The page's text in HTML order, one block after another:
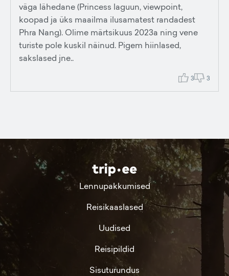
väga lähedane (Princess laguun, viewpoint,
koopad ja üks maailma ilusamatest randadest
Phra Nang). Olime märtsikuus 2023a ning vene
turiste pole kuskil näinud. Pigem hiinlased,
sakslased jne..
3 3
Lennupakkumised
Reisikaaslased
Uudised
Reisipildid
Sisuturundus